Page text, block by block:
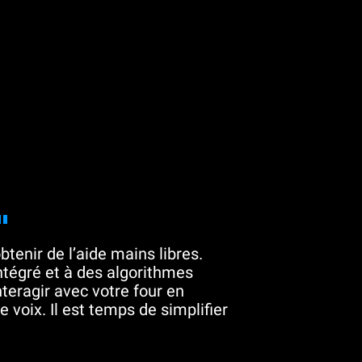
de l’aide mains libres.
et à des algorithmes
avec votre four en
voix. Il est temps de simplifier